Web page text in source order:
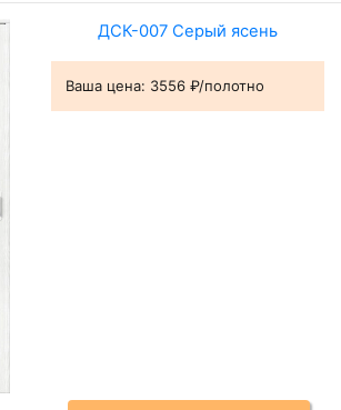
ДСК-007 Серый ясень
Ваша цена: 3556 ₽/полотно